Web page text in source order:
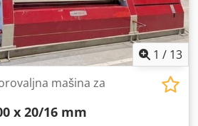
1 / 13
mašina za
x 20/16 mm